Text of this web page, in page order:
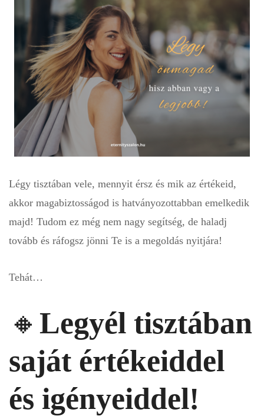
Légy tisztában vele, mennyit érsz és mik az értékeid,
akkor magabiztosságod is hatványozottabban emelkedik
majd! Tudom ez még nem nagy segítség, de haladj
tovább és ráfogsz jönni Te is a megoldás nyitjára!
Tehát…
🔸 Legyél tisztában
saját értékeiddel
és igényeiddel!